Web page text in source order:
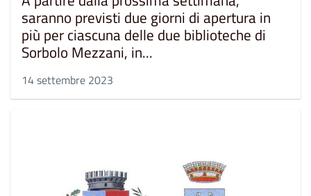
saranno previsti due giorni di apertura in
più per ciascuna delle due biblioteche di
Sorbolo Mezzani, in...
14 settembre 2023